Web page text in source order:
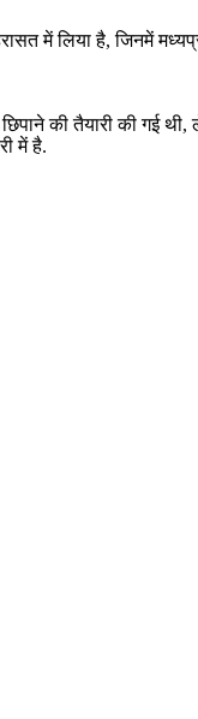
में लिया है, जिनमें
की तैयारी की गई
में है.